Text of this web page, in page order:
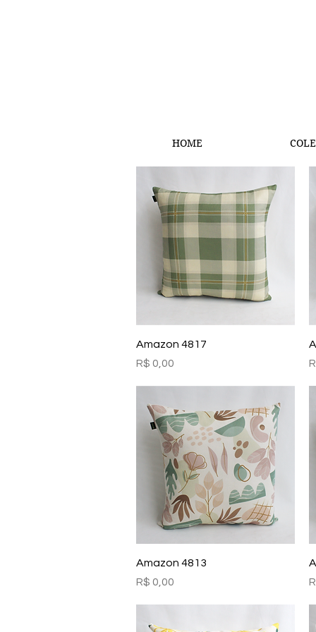
HOME
Visualização rápida
Amazon 4817
Preço
R$ 0,00
Visualização rápida
Amazon 4813
Preço
R$ 0,00